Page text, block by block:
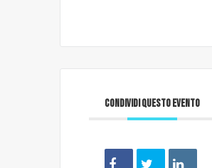
CONDIVIDI QUESTO EVENTO